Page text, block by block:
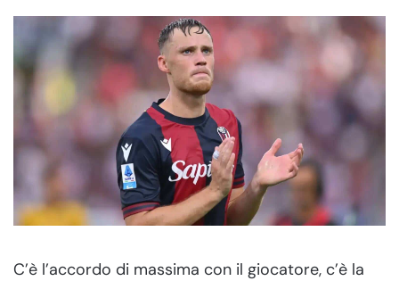
C’è l’accordo di massima con il giocatore, c’è la